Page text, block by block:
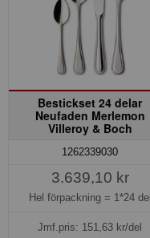
Bestickset 24 delar
Neufaden Merlemon
Villeroy & Boch
1262339030
3.639,10 kr
Hel förpackning = 1*24 del
Jmf.pris: 151,63 kr/del